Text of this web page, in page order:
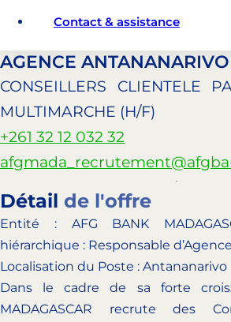
Contact & assistance
AGENCE ANTANANARIVO
CONSEILLERS CLIENTELE
MULTIMARCHE (H/F)
+261 32 12 032 32
Détail de l'offre
Entité : AFG BANK
hiérarchique : Responsable d’Agence
Localisation du Poste : Antananarivo
Dans le cadre de sa forte
MADAGASCAR recrute des